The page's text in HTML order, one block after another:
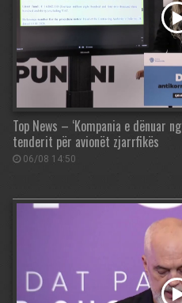
Top News – ‘Kompania e dënuar
tenderit për avionët zjarrfikës
06/08 14:50